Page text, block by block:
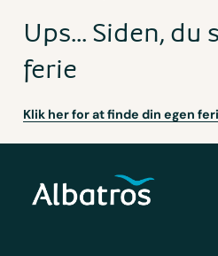
Ups... Siden, du
ferie
Klik her for at finde din egen